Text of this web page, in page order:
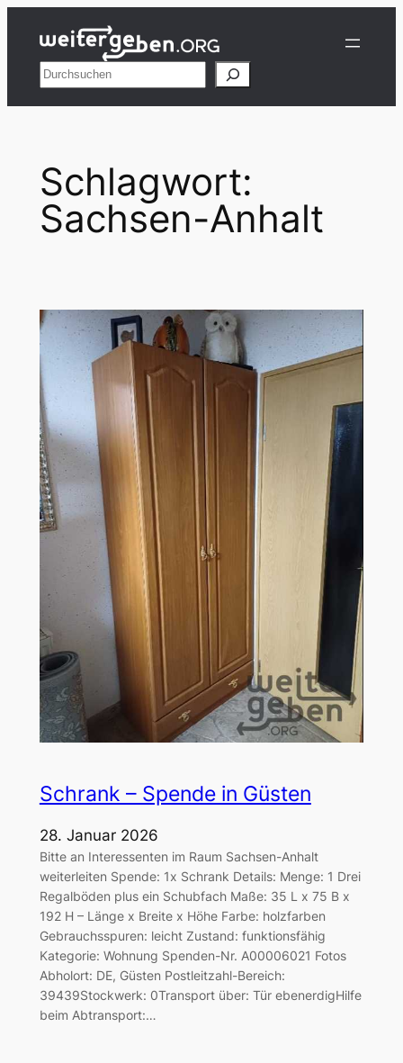
Inhalt
springenSuchen
Schlagwort:
Sachsen-Anhalt
Schrank – Spende in Güsten
28. Januar 2026
Bitte an Interessenten im Raum Sachsen-Anhalt
weiterleiten Spende: 1x Schrank Details: Menge: 1 Drei
Regalböden plus ein Schubfach Maße: 35 L x 75 B x
192 H – Länge x Breite x Höhe Farbe: holzfarben
Gebrauchsspuren: leicht Zustand: funktionsfähig
Kategorie: Wohnung Spenden-Nr. A00006021 Fotos
Abholort: DE, Güsten Postleitzahl-Bereich:
39439Stockwerk: 0Transport über: Tür ebenerdigHilfe
beim Abtransport:…